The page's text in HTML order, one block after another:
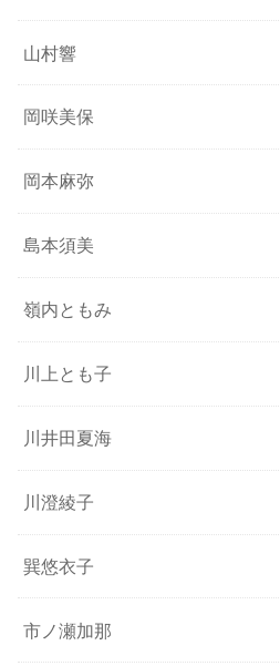
山村響
岡咲美保
岡本麻弥
島本須美
嶺内ともみ
川上とも子
川井田夏海
川澄綾子
巽悠衣子
市ノ瀬加那